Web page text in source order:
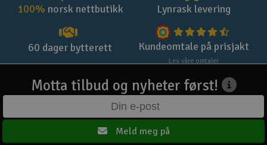
100% norsk nettbutikk Lynrask levering
60 dager bytterett Kundeomtale på prisjakt
Les våre omtaler
Motta tilbud og nyheter først!
Meld meg på